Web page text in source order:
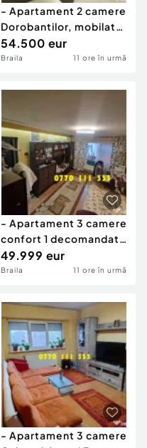
- Apartament 2 camere
Dorobantilor, mobilat
utilat. Renovat
54.500 eur
Braila 11 ore în urmă
- Apartament 3 camere
confort 1 decomandat,
zona Obor, supra
49.999 eur
Braila 11 ore în urmă
- Apartament 3 camere